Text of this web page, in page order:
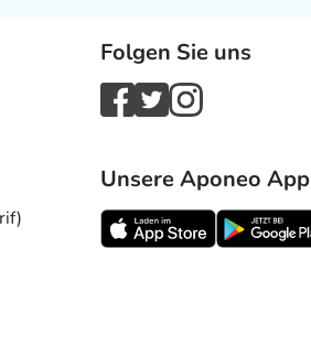
Folgen Sie uns
Unsere Aponeo App